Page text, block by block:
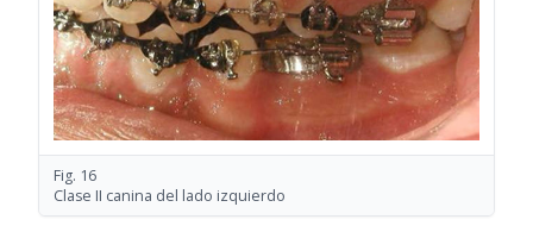
Fig. 16
Clase II canina del lado izquierdo